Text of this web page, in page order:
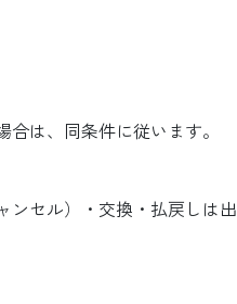
は、同条件に従います。
ンセル）・交換・払戻しは出